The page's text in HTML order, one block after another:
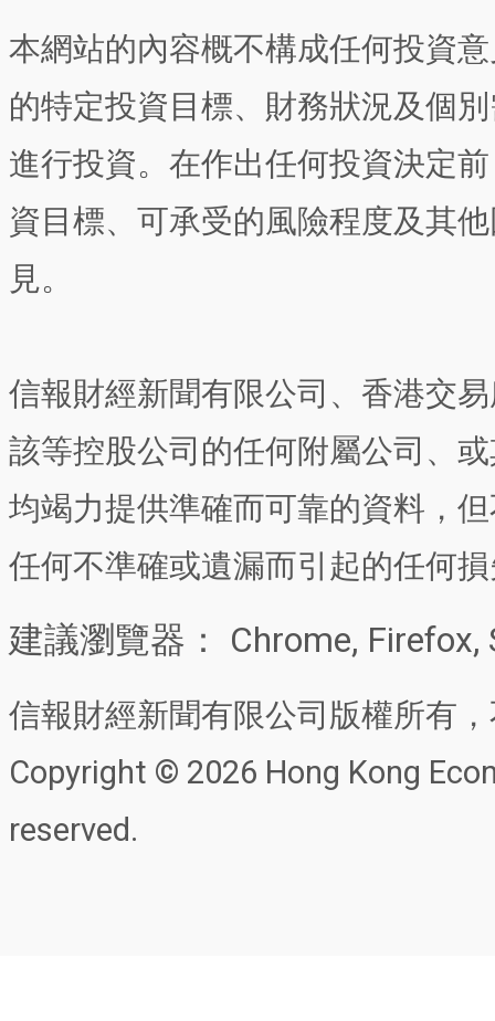
本網站的內容概不構成任何投資
的特定投資目標、財務狀況及個
進行投資。在作出任何投資決定
資目標、可承受的風險程度及其
見。
信報財經新聞有限公司、香港交
該等控股公司的任何附屬公司、
均竭力提供準確而可靠的資料，
任何不準確或遺漏而引起的任何
建議瀏覽器： Chrome, Firefox,
信報財經新聞有限公司版權所有
Copyright © 2026 Hong Kong
reserved.